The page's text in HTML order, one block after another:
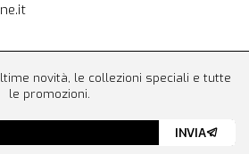
novità, le collezioni speciali e tutte
le promozioni.
INVIA